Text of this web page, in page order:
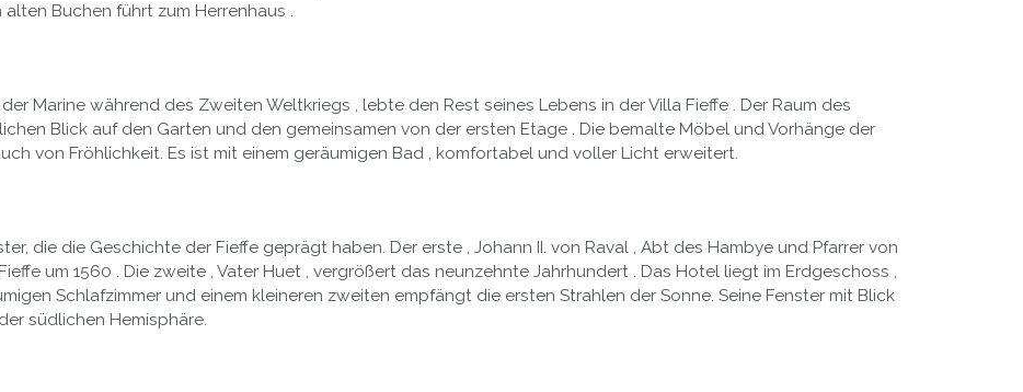
Buchen führt zum Herrenhaus .
Marine während des Zweiten Weltkriegs , lebte den Rest seines Lebens in der Villa Fieffe . Der Raum des
Blick auf den Garten und den gemeinsamen von der ersten Etage . Die bemalte Möbel und Vorhänge der
von Fröhlichkeit. Es ist mit einem geräumigen Bad , komfortabel und voller Licht erweitert.
die die Geschichte der Fieffe geprägt haben. Der erste , Johann II. von Raval , Abt des Hambye und Pfarrer von
um 1560 . Die zweite , Vater Huet , vergrößert das neunzehnte Jahrhundert . Das Hotel liegt im Erdgeschoss ,
Schlafzimmer und einem kleineren zweiten empfängt die ersten Strahlen der Sonne. Seine Fenster mit Blick
südlichen Hemisphäre.